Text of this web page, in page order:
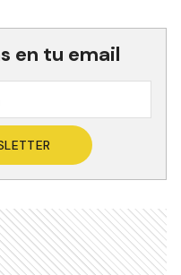
en tu email